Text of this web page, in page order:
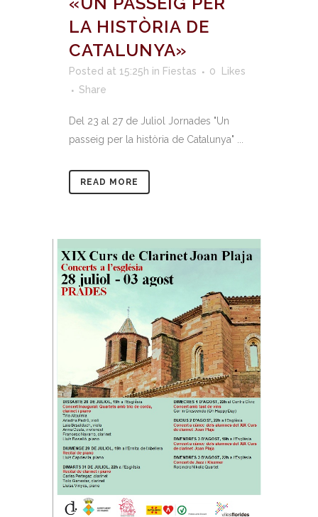
LA HISTÒRIA DE
CATALUNYA»
Posted at 15:25h in Fiestas 0
Likes
Share
Del 23 al 27 de Juliol Jornades "Un
passeig per la història de Catalunya" ...
READ MORE